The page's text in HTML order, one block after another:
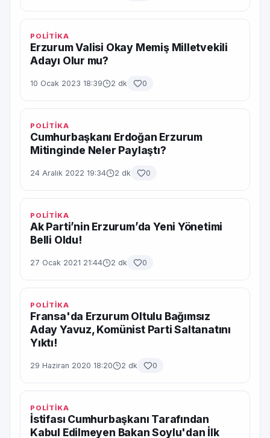
POLİTİKA
Erzurum Valisi Okay Memiş Milletvekili
Adayı Olur mu?
10 Ocak 2023 18:39 2 dk 0
POLİTİKA
Cumhurbaşkanı Erdoğan Erzurum
Mitinginde Neler Paylaştı?
24 Aralık 2022 19:34 2 dk 0
POLİTİKA
Ak Parti’nin Erzurum’da Yeni Yönetimi
Belli Oldu!
27 Ocak 2021 21:44 2 dk 0
POLİTİKA
Fransa'da Erzurum Oltulu Bağımsız
Aday Yavuz, Komünist Parti Saltanatını
Yıktı!
29 Haziran 2020 18:20 2 dk 0
POLİTİKA
İstifası Cumhurbaşkanı Tarafından
Kabul Edilmeyen Bakan Soylu'dan İlk